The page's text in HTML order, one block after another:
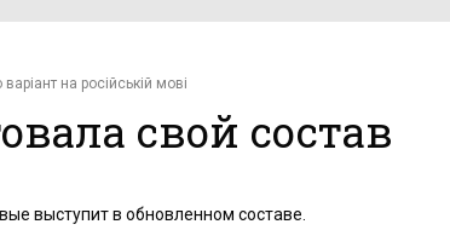
на російській мові
свой состав
выступит в обновленном составе.